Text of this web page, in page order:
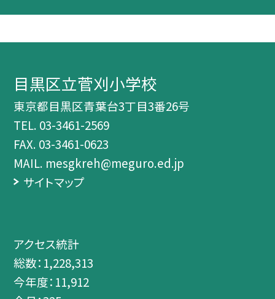
目黒区立菅刈小学校
東京都目黒区青葉台3丁目3番26号
TEL. 03-3461-2569
FAX. 03-3461-0623
MAIL. mesgkreh@meguro.ed.jp
サイトマップ
アクセス統計
総数： 1,228,313
今年度： 11,912